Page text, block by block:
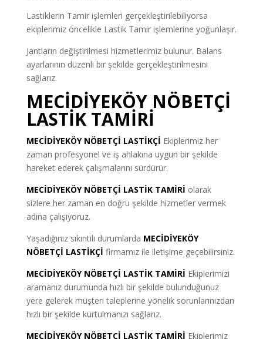
Lastiklerin Tamir işlemleri gerçekleştirilebiliyorsa
ekiplerimiz öncelikle Lastik Tamir işlemlerine yoğunlaşır.
Jantların değiştirilmesi hizmetlerimiz bulunur. Balans
ayarlarının düzenli bir şekilde gerçekleştirilmesini
sağlarız.
MECİDİYEKÖY NÖBETÇİ
LASTİK TAMİRİ
MECİDİYEKÖY NÖBETÇİ LASTİKÇİ Ekiplerimiz her
zaman profesyonel ve iş ahlakına uygun bir şekilde
hareket ederek çalışmalarını sürdürür.
MECİDİYEKÖY NÖBETÇİ LASTİK TAMİRİ olarak
sizlere her zaman en doğru şekilde hizmetler vermek
adına çalışıyoruz.
Yaşadığınız sıkıntılı durumlarda MECİDİYEKÖY
NÖBETÇİ LASTİKÇİ firmamız ile iletişime geçebilirsiniz.
MECİDİYEKÖY NÖBETÇİ LASTİK TAMİRİ Ekiplerimizi
aramanız durumunda hızlı bir şekilde bulunduğunuz
yere gelerek müşteri taleplerine yönelik sorunlarınızdan
hızlı bir şekilde kurtulmanızı sağlarız.
MECİDİYEKÖY NÖBETÇİ LASTİK TAMİRİ Ekiplerimiz